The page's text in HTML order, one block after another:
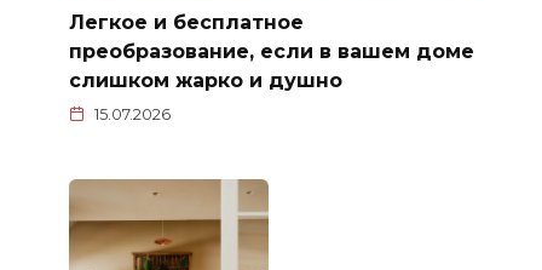
Легкое и бесплатное
преобразование, если в вашем доме
слишком жарко и душно
15.07.2026